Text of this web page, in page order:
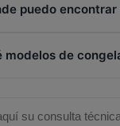
puedo
modelos de